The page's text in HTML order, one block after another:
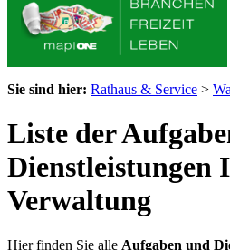
Sie sind hier: Rathaus & Service >
Liste der
Dienstleistungen
Verwaltung
Hier finden Sie alle Aufgaben und